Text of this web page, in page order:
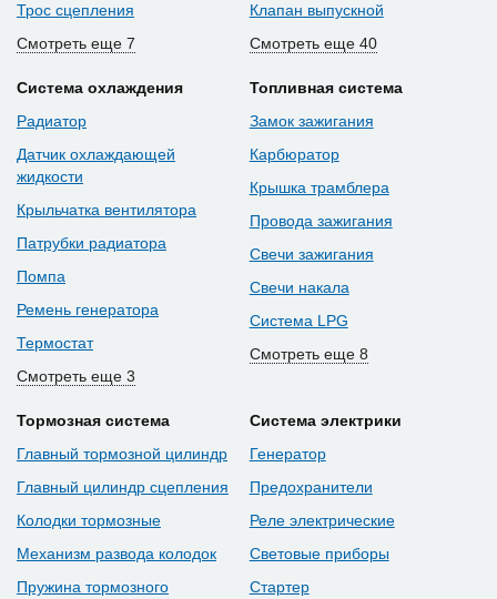
Трос сцепления
Смотреть еще 7
Клапан выпускной
Смотреть еще 40
Система охлаждения
Радиатор
Датчик охлаждающей
жидкости
Крыльчатка вентилятора
Патрубки радиатора
Помпа
Ремень генератора
Термостат
Смотреть еще 3
Топливная система
Замок зажигания
Карбюратор
Крышка трамблера
Провода зажигания
Свечи зажигания
Свечи накала
Система LPG
Смотреть еще 8
Тормозная система
Главный тормозной цилиндр
Главный цилиндр сцепления
Колодки тормозные
Механизм развода колодок
Пружина тормозного
Система электрики
Генератор
Предохранители
Реле электрические
Световые приборы
Стартер